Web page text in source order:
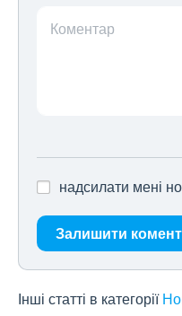
Коментар
надсилати мені
Залишити
Інші статті в категорії